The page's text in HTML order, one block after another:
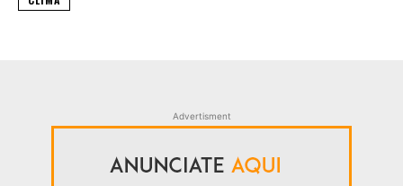
Advertisment